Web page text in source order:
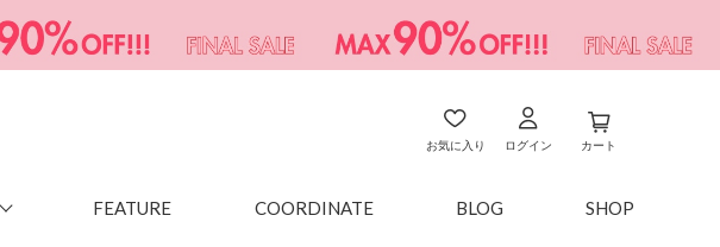
お気に入り ログイン カート
FEATURE COORDINATE BLOG SHOP